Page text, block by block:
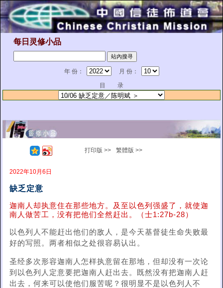
每日灵修小品
年 份：
月 份：
目 录
打印版 >> 繁體版 >>
2022年10月6日
缺乏定意
迦南人却执意住在那些地方。及至以色列强盛了，就使迦
南人做苦工，没有把他们全然赶出。（士1:27b-28）
以色列人不能赶出他们的敌人，是今天基督徒生命失败最
好的写照。两者相似之处很容易认出。
圣经多次形容迦南人怎样执意留在那地，但却没有一次论
到以色列人定意要把迦南人赶出去。既然没有把迦南人赶
出去，何来可以使他们服苦呢？很明显不是以色列人不